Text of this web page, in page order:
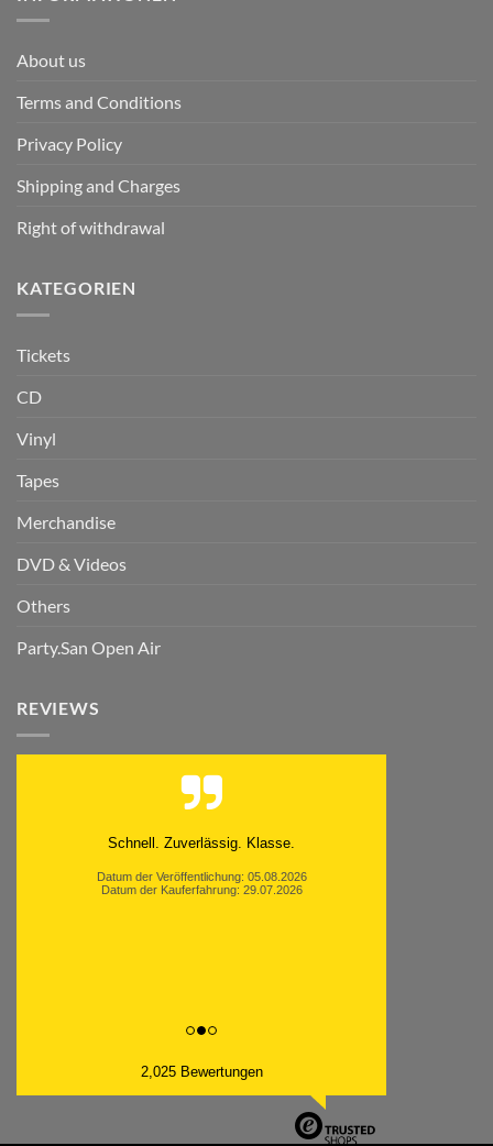
About us
Terms and Conditions
Privacy Policy
Shipping and Charges
Right of withdrawal
KATEGORIEN
Tickets
CD
Vinyl
Tapes
Merchandise
DVD & Videos
Others
Party.San Open Air
REVIEWS
Schnell. Zuverlässig. Klasse.
Datum der Veröffentlichung: 05.08.2026
Datum der Kauferfahrung: 29.07.2026
2,025 Bewertungen